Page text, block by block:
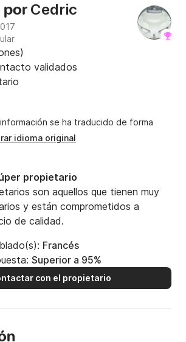
por Cedric
)
validados
se ha traducido de forma
idioma original
propietario
son aquellos que tienen muy
y están comprometidos a
de calidad.
Francés
Superior a 95%
con el propietario